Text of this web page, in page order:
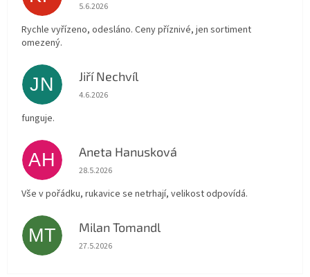
5.6.2026
Rychle vyřízeno, odesláno. Ceny příznivé, jen sortiment
omezený.
JN Jiří Nechvíl
Hodnocení obchodu je 5 z 5 hvězdiček.
4.6.2026
funguje.
AH Aneta Hanusková
Hodnocení obchodu je 5 z 5 hvězdiček.
28.5.2026
Vše v pořádku, rukavice se netrhají, velikost odpovídá.
MT Milan Tomandl
Hodnocení obchodu je 5 z 5 hvězdiček.
27.5.2026